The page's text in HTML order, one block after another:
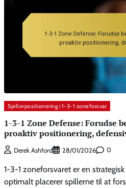
Spillerpositionering i 1-3-1 zoneforsvar
1-3-1 Zone Defense: Forudse
proaktiv positionering,
Derek Ashford 28/01/2026 0
1-3-1 zoneforsvaret er en
optimalt placerer spillerne til at